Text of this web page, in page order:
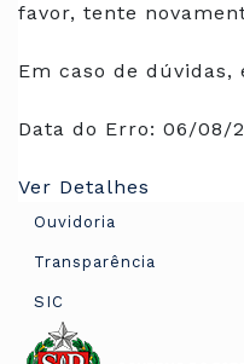
favor, tente
Em caso de dúvidas,
Data do Erro: 06/08/
Ver Detalhes
Ouvidoria
Transparência
SIC